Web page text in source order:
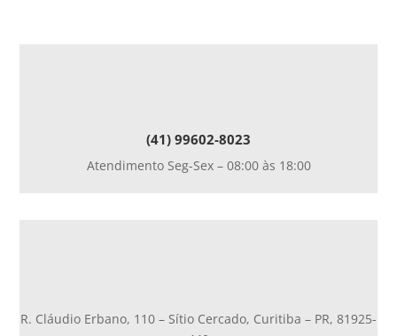
(41) 99602-8023
Atendimento Seg-Sex – 08:00 às 18:00
R. Cláudio Erbano, 110 – Sítio Cercado, Curitiba – PR, 81925-